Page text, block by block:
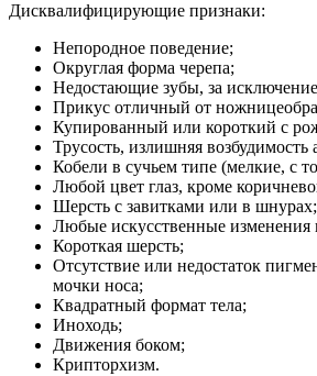
Дисквалифицирующие признаки:
Непородное поведение;
Округлая форма черепа;
Недостающие зубы, за
Прикус отличный от
Купированный или короткий с
Трусость, излишняя возбудимость
Кобели в сучьем типе (мелкие, с
Любой цвет глаз, кроме
Шерсть с завитками или в шнурах;
Любые искусственные изменения
Короткая шерсть;
Отсутствие или недостаток
мочки носа;
Квадратный формат тела;
Иноходь;
Движения боком;
Крипторхизм.